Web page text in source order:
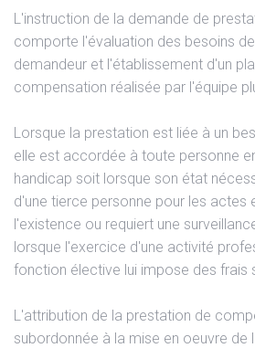
L'instruction de la demande de
comporte l'évaluation des besoins
demandeur et l'établissement d'un
compensation réalisée par l'équipe
Lorsque la prestation est liée à un
elle est accordée à toute personne
handicap soit lorsque son état
d'une tierce personne pour les actes
l'existence ou requiert une
lorsque l'exercice d'une activité
fonction élective lui impose des frais
L'attribution de la prestation de
subordonnée à la mise en oeuvre de